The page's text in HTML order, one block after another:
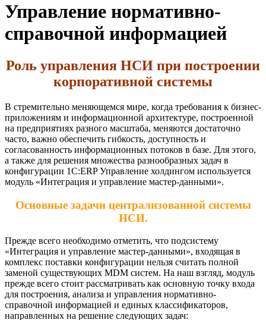
Управление нормативно-
справочной информацией
Роль управления НСИ при построении
корпоративной системы
В стремительно меняющемся мире, когда требования к бизнес-
приложениям и информационной архитектуре, построенной
на предприятиях разного масштаба, меняются достаточно
часто, важно обеспечить гибкость, доступность и
согласованность информационных потоков в базе. Для этого,
а также для решения множества разнообразных задач в
конфигурации 1С:ERP Управление холдингом используется
модуль «Интеграция и управление мастер-данными».
Основные задачи централизованной системы
НСИ.
Прежде всего необходимо отметить, что подсистему
«Интеграция и управление мастер-данными», входящая в
комплекс поставки конфигурации нельзя считать полной
заменой существующих MDM систем. На наш взгляд, модуль
прежде всего стоит рассматривать как основную точку входа
для построения, анализа и управления нормативно-
справочной информацией и единых классификаторов,
направленных на решение следующих задач: